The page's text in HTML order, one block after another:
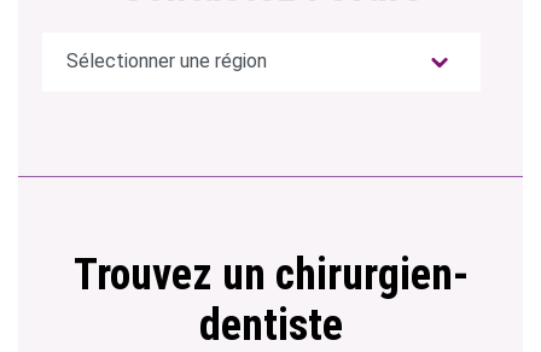
Trouvez un chirurgien-
dentiste